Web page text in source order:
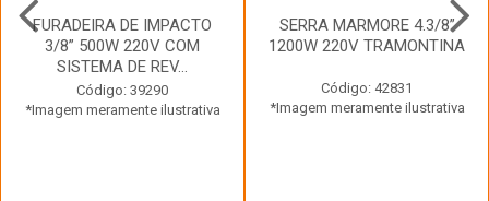
FURADEIRA DE IMPACTO
3/8” 500W 220V COM
SISTEMA DE REV...
Código: 39290
*Imagem meramente ilustrativa
SERRA MARMORE 4.3/8”
1200W 220V TRAMONTINA
Código: 42831
*Imagem meramente ilustrativa